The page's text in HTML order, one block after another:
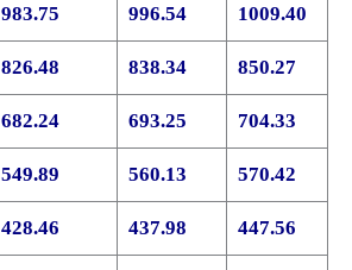
983.75 996.54 1009.40
826.48 838.34 850.27
682.24 693.25 704.33
549.89 560.13 570.42
428.46 437.98 447.56